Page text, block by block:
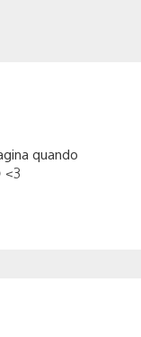
quando
<3